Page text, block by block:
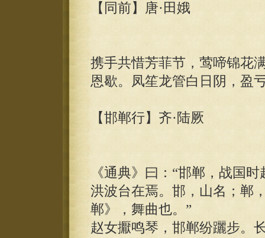
【同前】唐·田娥
携手共惜芳菲节，莺啼锦花
恩歇。凤笙龙管白日阴，盈
【邯郸行】齐·陆厥
《通典》曰：“邯郸，战国
洪波台在焉。邯，山名；郸
郸》，舞曲也。”
赵女擫鸣琴，邯郸纷躧步。